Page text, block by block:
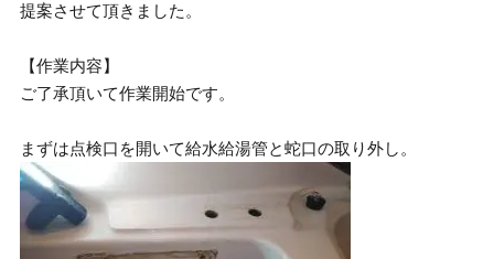
提案させて頂きました。
【作業内容】
ご了承頂いて作業開始です。
まずは点検口を開いて給水給湯管と蛇口の取り外し。